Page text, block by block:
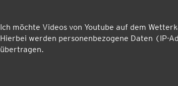
Ich möchte Videos von Youtube auf dem
Hierbei werden personenbezogene Daten (IP-
übertragen.